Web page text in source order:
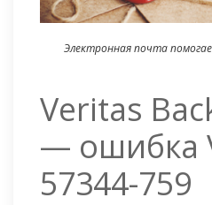
Электронная почта
Veritas
— ошибка
57344-759